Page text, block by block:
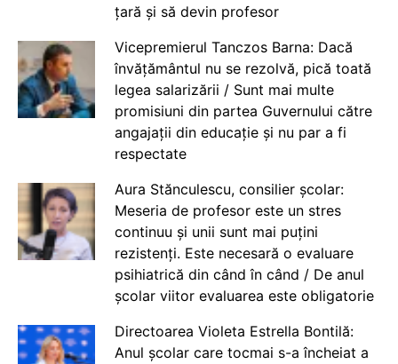
țară și să devin profesor
Vicepremierul Tanczos Barna: Dacă
învățământul nu se rezolvă, pică toată
legea salarizării / Sunt mai multe
promisiuni din partea Guvernului către
angajații din educație și nu par a fi
respectate
Aura Stănculescu, consilier școlar:
Meseria de profesor este un stres
continuu și unii sunt mai puțini
rezistenți. Este necesară o evaluare
psihiatrică din când în când / De anul
școlar viitor evaluarea este obligatorie
Directoarea Violeta Estrella Bontilă:
Anul școlar care tocmai s-a încheiat a